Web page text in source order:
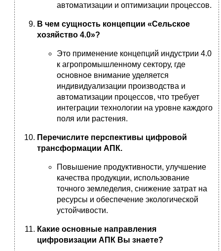
автоматизации и оптимизации процессов.
В чем сущность концепции «Сельское
хозяйство 4.0»?
Это применение концепций индустрии 4.0
к агропромышленному сектору, где
основное внимание уделяется
индивидуализации производства и
автоматизации процессов, что требует
интеграции технологии на уровне каждого
поля или растения.
Перечислите перспективы цифровой
трансформации АПК.
Повышение продуктивности, улучшение
качества продукции, использование
точного земледелия, снижение затрат на
ресурсы и обеспечение экологической
устойчивости.
Какие основные направления
цифровизации АПК Вы знаете?